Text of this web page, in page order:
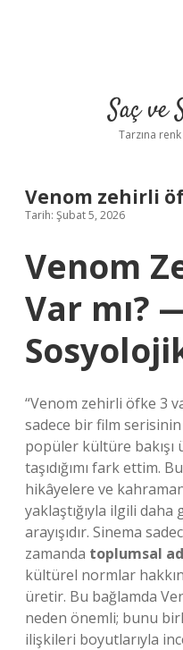
Saç ve
Tarzına
Venom zehirli
Tarih: Şubat 5, 2026
Venom
Var mı?
“Venom zehirli öfke 3
sadece bir film
popüler kültüre bakışı
taşıdığımı fark ettim.
hikâyelere ve
yaklaştığıyla ilgili
arayışıdır. Sinema
zamanda toplumsal
kültürel normlar
üretir. Bu bağlamda
neden önemli; bunu
ilişkileri boyutlarıyla